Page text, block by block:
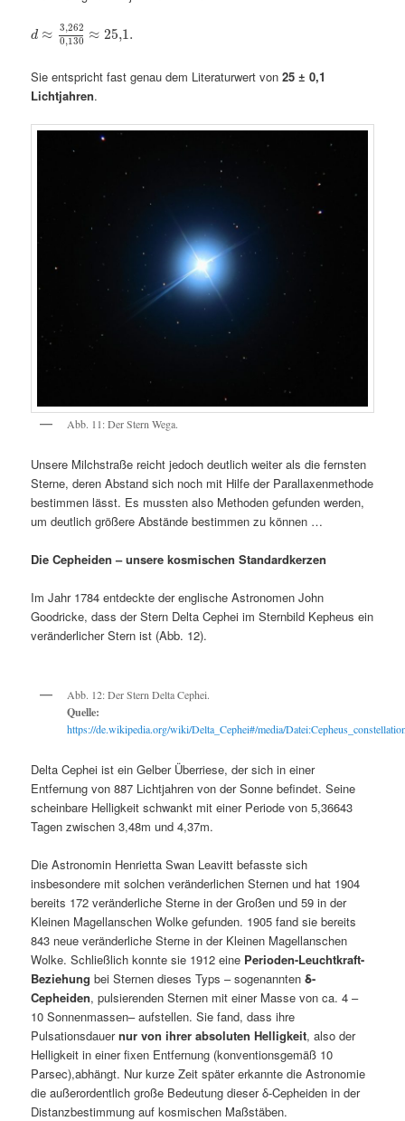
d ≈
3,262
0,130 ≈ 25,1.
Sie entspricht fast genau dem Literaturwert von25 ± 0,1
Lichtjahren.
Abb. 11: Der Stern Wega.
Unsere Milchstraße reicht jedoch deutlich weiter als die fernsten
Sterne, deren Abstand sich noch mit Hilfe der Parallaxenmethode
bestimmen lässt. Es mussten also Methoden gefunden werden,
um deutlich größere Abstände bestimmen zu können …
Die Cepheiden – unsere kosmischen Standardkerzen
Im Jahr 1784 entdeckte der englische Astronomen John
Goodricke, dass der Stern Delta Cephei im Sternbild Kepheus ein
veränderlicher Stern ist (Abb. 12).
Abb. 12: Der Stern Delta Cephei.
Quelle:
https://de.wikipedia.org/wiki/Delta_Cephei#/media/
Delta Cephei ist ein Gelber Überriese, der sich in einer
Entfernung von 887 Lichtjahren von der Sonne befindet. Seine
scheinbare Helligkeit schwankt mit einer Periode von 5,36643
Tagen zwischen 3,48m und 4,37m.
Die Astronomin Henrietta Swan Leavitt befasste sich
insbesondere mit solchen veränderlichen Sternen und hat 1904
bereits 172 veränderliche Sterne in der Großen und 59 in der
Kleinen Magellanschen Wolke gefunden. 1905 fand sie bereits
843 neue veränderliche Sterne in der Kleinen Magellanschen
Wolke. Schließlich konnte sie 1912 eine Perioden-Leuchtkraft-
Beziehung bei Sternen dieses Typs – sogenanntenδ-
Cepheiden, pulsierenden Sternen mit einer Masse von ca. 4 –
10 Sonnenmassen– aufstellen. Sie fand, dass ihre
Pulsationsdauernur von ihrer absoluten Helligkeit, also der
Helligkeit in einer fixen Entfernung (konventionsgemäß 10
Parsec),abhängt. Nur kurze Zeit später erkannte die Astronomie
die außerordentlich große Bedeutung dieser δ-Cepheiden in der
Distanzbestimmung auf kosmischen Maßstäben.